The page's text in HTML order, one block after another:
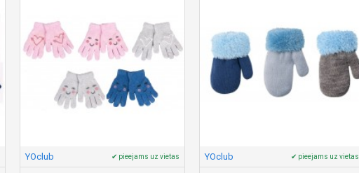
YOclub ✔ pieejams uz vietas YOclub ✔ pieejams uz vietas